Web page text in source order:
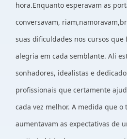
hora.Enquanto esperavam as
conversavam,
suas dificuldades nos cursos que
alegria em cada semblante. Ali
sonhadores, idealistas e
profissionais que certamente
cada vez melhor. A medida que o
aumentavam as expectativas de